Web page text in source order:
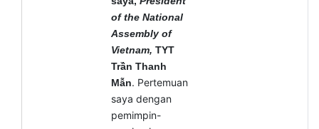
of the National
Assembly of
Vietnam, TYT
Trần Thanh
Mẫn. Pertemuan
saya dengan
pemimpin-